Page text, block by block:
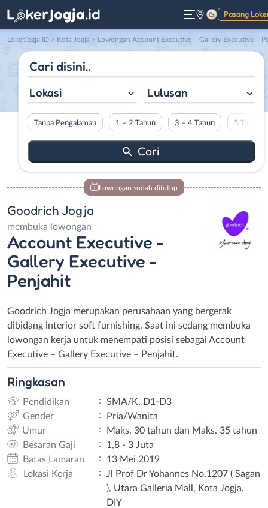
Pasang
Gelap
LokerJogja.ID > Kota Jogja > Lowongan Account Executive – Gallery Executive – Penjahit di Goodrich
Lokasi Lulusan
Tanpa Pengalaman 1 – 2 Tahun 3 – 4 Tahun 5 Tahun
Lowongan sudah ditutup
Goodrich Jogja
membuka lowongan
Account Executive -
Gallery Executive -
Penjahit
Goodrich Jogja merupakan perusahaan yang bergerak
dibidang interior soft furnishing. Saat ini sedang membuka
lowongan kerja untuk menempati posisi sebagai Account
Executive – Gallery Executive – Penjahit.
Ringkasan
Pendidikan :
SMA/K, D1-D3
Gender
:
Pria/Wanita
Umur
:
Maks. 30 tahun dan Maks. 35 tahun
Besaran Gaji
:
1,8 - 3 Juta
Batas Lamaran
:
13 Mei 2019
Lokasi Kerja
:
Jl Prof Dr Yohannes No.1207 ( Sagan
), Utara Galleria Mall, Kota Jogja,
DIY